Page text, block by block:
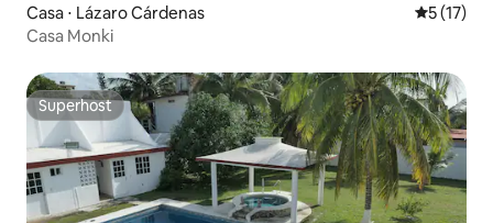
Casa ⋅ Lázaro Cárdenas 5 de uma
5 (17)
Casa Monki
Superhost
Superhost